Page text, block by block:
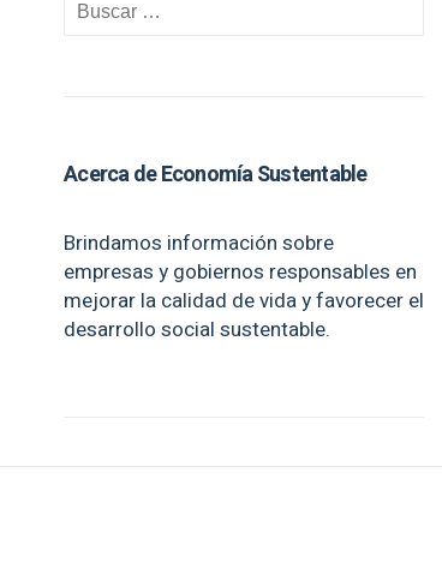
Acerca de Economía Sustentable
Brindamos información sobre
empresas y gobiernos responsables en
mejorar la calidad de vida y favorecer el
desarrollo social sustentable.